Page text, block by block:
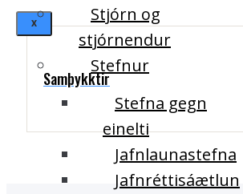
X
Stjórn og
stjórnendur
Stefnur
Stefna gegn
einelti
Jafnlaunastefna
Jafnréttisáætlun
Samþykktir